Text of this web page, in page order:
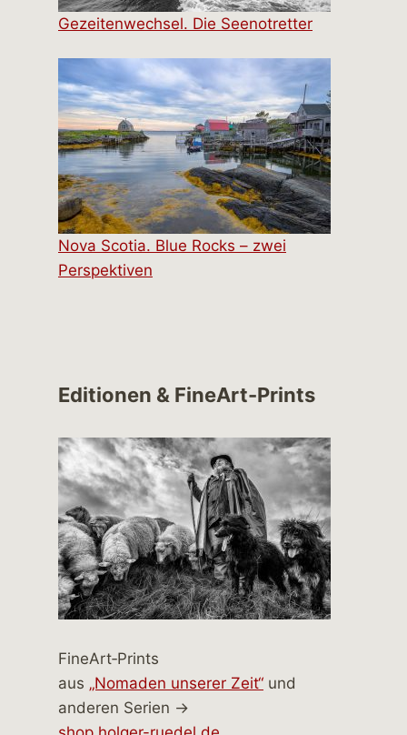
Gezeitenwechsel. Die Seenotretter
Nova Scotia. Blue Rocks – zwei
Perspektiven
Editionen & FineArt-Prints
FineArt‑Prints
aus „Nomaden unserer Zeit“ und
anderen Serien →